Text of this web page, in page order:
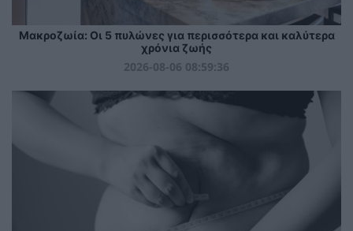
Mακροζωία: Οι 5 πυλώνες για περισσότερα και καλύτερα
χρόνια ζωής
2026-08-06 08:59:36